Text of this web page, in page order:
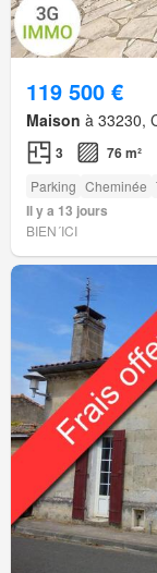
119 500 €
Maison à 33230,
3 76 m²
Parking Cheminée
Il y a 13 jours
BIEN´ICI